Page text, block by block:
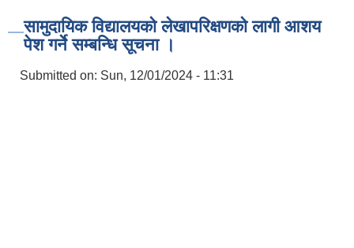
सामुदायिक विद्यालयको लेखापरिक्षणको लागी आशय
पेश गर्ने सम्बन्धि सूचना ।
Submitted on: Sun, 12/01/2024 - 11:31